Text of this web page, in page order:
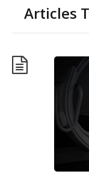
Articles